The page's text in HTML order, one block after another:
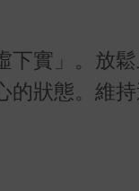
下實」。放
的狀態。維